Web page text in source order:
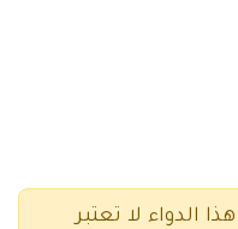
الدواء لا تعتبر